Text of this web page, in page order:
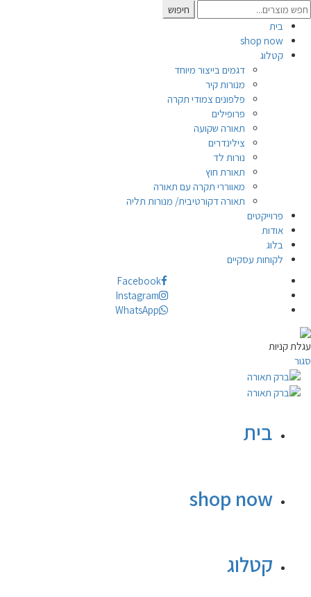
Search
for:
חיפוש
בית
shop now
קטלוג
דגמים בייצור מיוחד
מנורות קיר
פלפונים צמודי תקרה
פרופילים
תאורה שקועה
צילינדרים
נורות לד
תאורת חוץ
מאווררי תקרה עם תאורה
תאורה דקורטיבית/ מנורות תליה
פרוייקטים
אודות
בלוג
לקוחות עסקיים
Facebook
Instagram
WhatsApp
עגלת קניות
סגור
בית
shop now
קטלוג